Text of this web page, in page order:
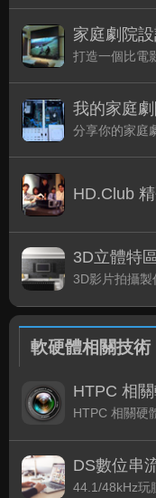
家庭劇院
打造一個比電
我的家庭
HD.Club
3D立體特區
軟硬體相關技術
DS數位串